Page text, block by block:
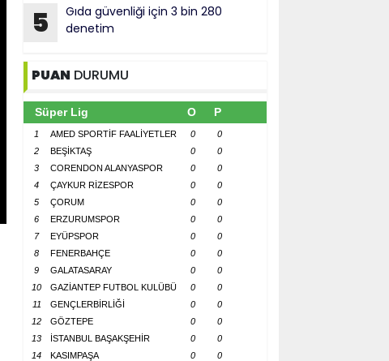
5
Gıda güvenliği için 3 bin 280
denetim
PUAN DURUMU
Süper Lig O P
1 AMED SPORTİF FAALİYETLER 0
0
2
BEŞİKTAŞ 0
0
3
CORENDON ALANYASPOR 0
0
4
ÇAYKUR RİZESPOR 0
0
5
ÇORUM 0
0
6
ERZURUMSPOR 0
0
7
EYÜPSPOR 0
0
8
FENERBAHÇE 0
0
9
GALATASARAY 0
0
10
GAZİANTEP FUTBOL KULÜBÜ 0
0
11
GENÇLERBİRLİĞİ 0
0
12
GÖZTEPE 0
0
13
İSTANBUL BAŞAKŞEHİR 0
0
14
KASIMPAŞA 0
0